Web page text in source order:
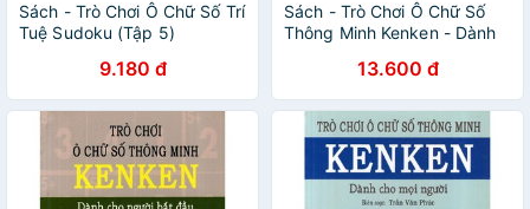
Sách - Trò Chơi Ô Chữ Số Trí
Tuệ Sudoku (Tập 5)
9.180 đ
Sách - Trò Chơi Ô Chữ Số
Thông Minh Kenken - Dành
13.600 đ